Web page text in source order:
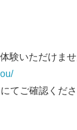
いただけませ
てご確認くださ